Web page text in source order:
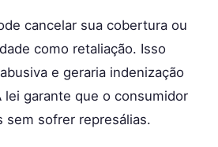
cancelar sua cobertura ou
como retaliação. Isso
e geraria indenização
lei garante que o consumidor
sem sofrer represálias.